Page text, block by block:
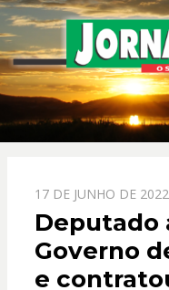
PPOSTADO
EM
17 DE JUNHO DE 2022
Deputado
Governo
e